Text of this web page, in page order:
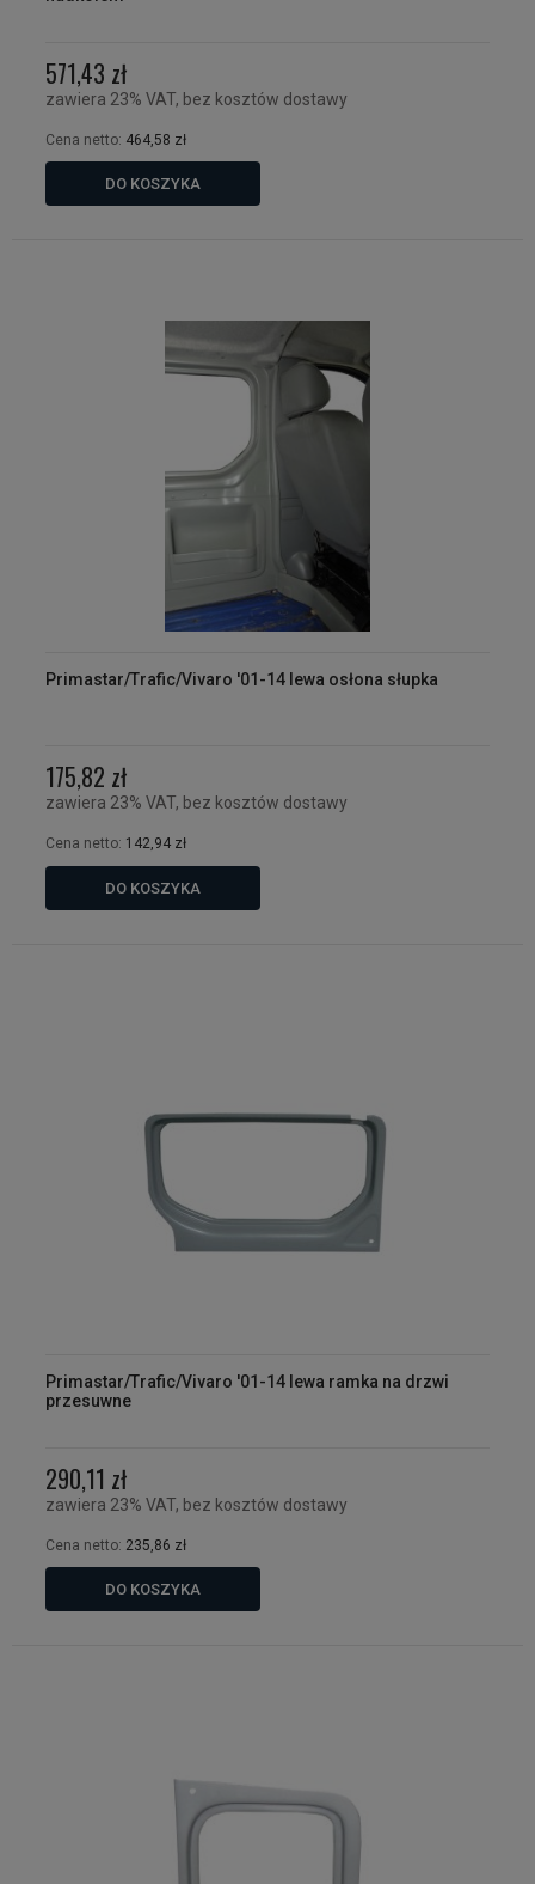
571,43 zł
zawiera 23% VAT, bez kosztów dostawy
Cena netto: 464,58 zł
DO KOSZYKA
Primastar/Trafic/Vivaro '01-14 lewa osłona słupka
175,82 zł
zawiera 23% VAT, bez kosztów dostawy
Cena netto: 142,94 zł
DO KOSZYKA
Primastar/Trafic/Vivaro '01-14 lewa ramka na drzwi
przesuwne
290,11 zł
zawiera 23% VAT, bez kosztów dostawy
Cena netto: 235,86 zł
DO KOSZYKA